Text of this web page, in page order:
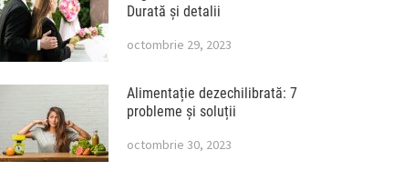
Durată și detalii
octombrie 29, 2023
Alimentație dezechilibrată: 7
probleme și soluții
octombrie 30, 2023